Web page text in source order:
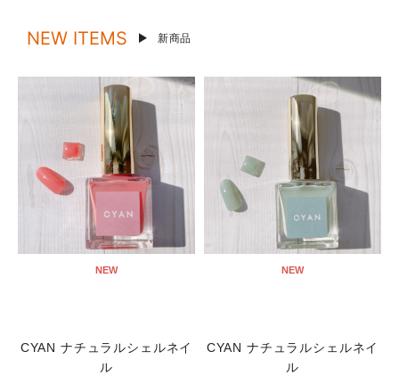
NEW ITEMS 新商品
NEW
CYAN ナチュラルシェルネイ
ル
NEW
CYAN ナチュラルシェルネイ
ル